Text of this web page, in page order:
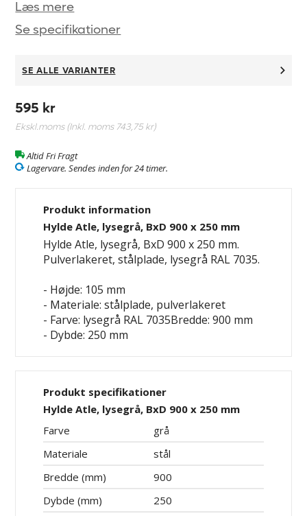
Læs mere
Se specifikationer
SE ALLE VARIANTER
595 kr
Ekskl.moms (Inkl. moms 743,75 kr)
Altid Fri Fragt
Lagervare. Sendes inden for 24 timer.
Produkt information
Hylde Atle, lysegrå, BxD 900 x 250 mm
Hylde Atle, lysegrå, BxD 900 x 250 mm.
Pulverlakeret, stålplade, lysegrå RAL 7035.
- Højde: 105 mm
- Materiale: stålplade, pulverlakeret
- Farve: lysegrå RAL 7035Bredde: 900 mm
- Dybde: 250 mm
Produkt specifikationer
Hylde Atle, lysegrå, BxD 900 x 250 mm
Farve
grå
Materiale
stål
Bredde (mm)
900
Dybde (mm)
250